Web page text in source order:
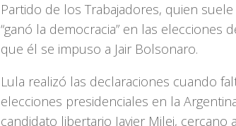
Partido de los Trabajadores, quien
“ganó la democracia” en las elecciones
que él se impuso a Jair Bolsonaro.
Lula realizó las declaraciones cuando
elecciones presidenciales en la
candidato libertario Javier Milei, cercano